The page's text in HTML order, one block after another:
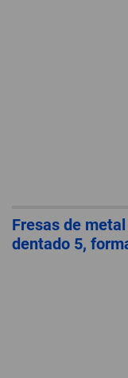
Fresas de
dentado 5,